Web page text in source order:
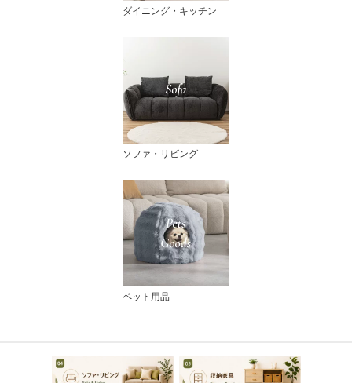
ダイニング・キッチン
ソファ・リビング
ペット用品